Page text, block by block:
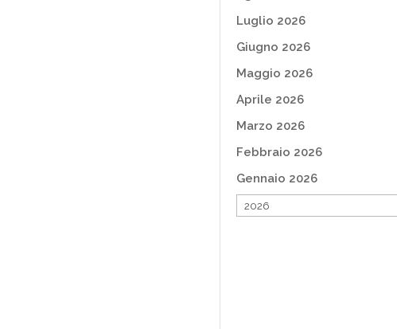
Luglio 2026
Giugno 2026
Maggio 2026
Aprile 2026
Marzo 2026
Febbraio 2026
Gennaio 2026